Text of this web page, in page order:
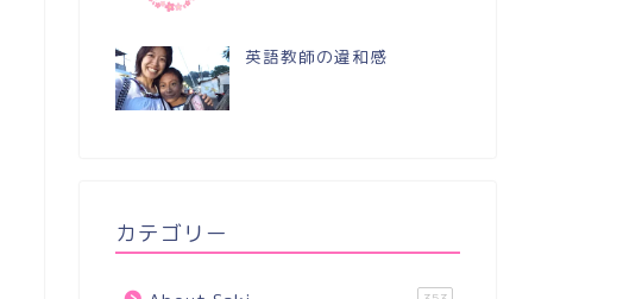
英語教師の違和感
カテゴリー